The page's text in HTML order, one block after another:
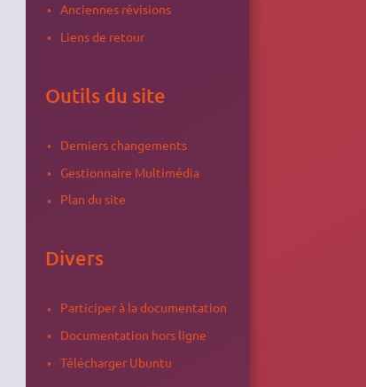
Anciennes révisions
Liens de retour
Outils du site
Derniers changements
Gestionnaire Multimédia
Plan du site
Divers
Participer à la documentation
Documentation hors ligne
Télécharger Ubuntu